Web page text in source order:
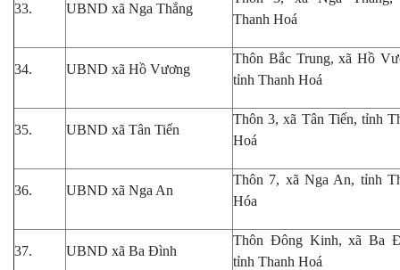
33. UBND xã Nga Thắng
Thanh Hoá
34. UBND xã Hồ Vương
Thôn Bắc Trung, xã Hồ
tỉnh Thanh Hoá
35. UBND xã Tân Tiến
Thôn 3, xã Tân Tiến, tỉnh
Hoá
36. UBND xã Nga An
Thôn 7, xã Nga An, tỉnh
Hóa
37. UBND xã Ba Đình
Thôn Đông Kinh, xã Ba
tỉnh Thanh Hoá